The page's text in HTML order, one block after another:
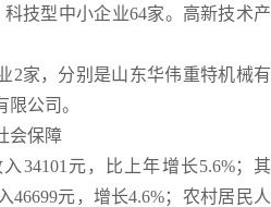
技型中小企业64家。高新技术产
2家，分别是山东华伟重特机械有
公司。
会保障
34101元，比上年增长5.6%；其
46699元，增长4.6%；农村居民人